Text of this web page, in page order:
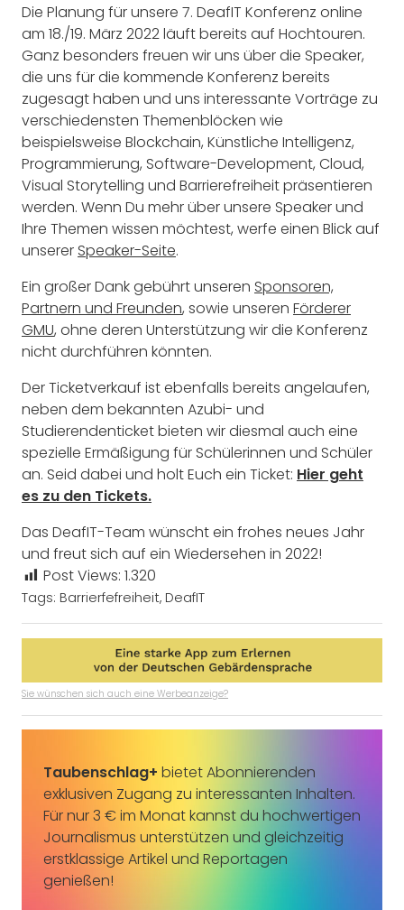
Die Planung für unsere 7. DeafIT Konferenz online
am 18./19. März 2022 läuft bereits auf Hochtouren.
Ganz besonders freuen wir uns über die Speaker,
die uns für die kommende Konferenz bereits
zugesagt haben und uns interessante Vorträge zu
verschiedensten Themenblöcken wie
beispielsweise Blockchain, Künstliche Intelligenz,
Programmierung, Software-Development, Cloud,
Visual Storytelling und Barrierefreiheit präsentieren
werden. Wenn Du mehr über unsere Speaker und
Ihre Themen wissen möchtest, werfe einen Blick auf
unserer Speaker-Seite.
Ein großer Dank gebührt unseren Sponsoren,
Partnern und Freunden, sowie unseren Förderer
GMU, ohne deren Unterstützung wir die Konferenz
nicht durchführen könnten.
Der Ticketverkauf ist ebenfalls bereits angelaufen,
neben dem bekannten Azubi- und
Studierendenticket bieten wir diesmal auch eine
spezielle Ermäßigung für Schülerinnen und Schüler
an. Seid dabei und holt Euch ein Ticket: Hier geht
es zu den Tickets.
Das DeafIT-Team wünscht ein frohes neues Jahr
und freut sich auf ein Wiedersehen in 2022!
Post Views: 1.320
Tags: Barrierfefreiheit, DeafIT
Sie wünschen sich auch eine Werbeanzeige?
Taubenschlag+ bietet Abonnierenden
exklusiven Zugang zu interessanten Inhalten.
Für nur 3 € im Monat kannst du hochwertigen
Journalismus unterstützen und gleichzeitig
erstklassige Artikel und Reportagen
genießen!